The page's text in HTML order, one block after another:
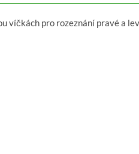
víčkách pro rozeznání pravé a